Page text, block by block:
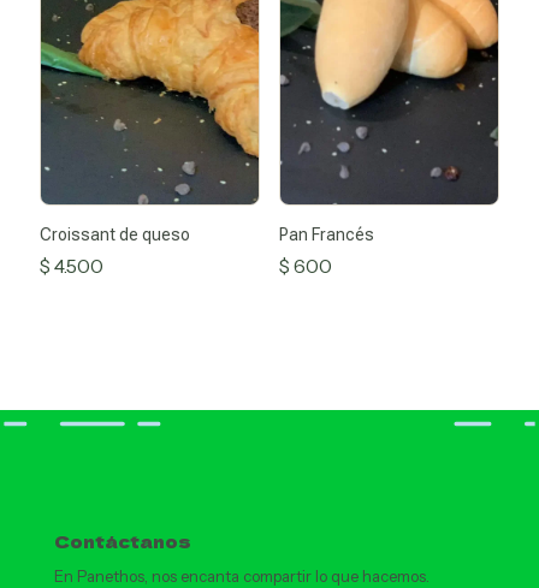
Croissant de queso
$ 4.500
Pan Francés
$ 600
Contáctanos
En Panethos, nos encanta compartir lo que hacemos.